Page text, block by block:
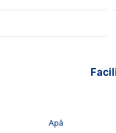
programarea unei
Apă